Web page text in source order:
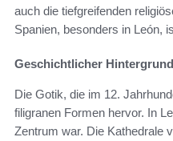
auch die tiefgreifenden
Spanien, besonders in León,
Geschichtlicher
Die Gotik, die im 12.
filigranen Formen hervor. In
Zentrum war. Die Kathedrale